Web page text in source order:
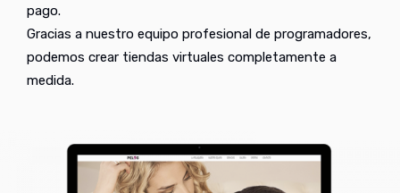
pago.
Gracias a nuestro equipo profesional de programadores,
podemos crear tiendas virtuales completamente a
medida.